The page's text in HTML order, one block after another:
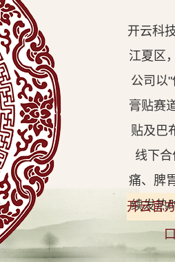
开云科
江夏区
公司以
膏贴赛
贴及巴
线下
痛、脾
续发热
开云官